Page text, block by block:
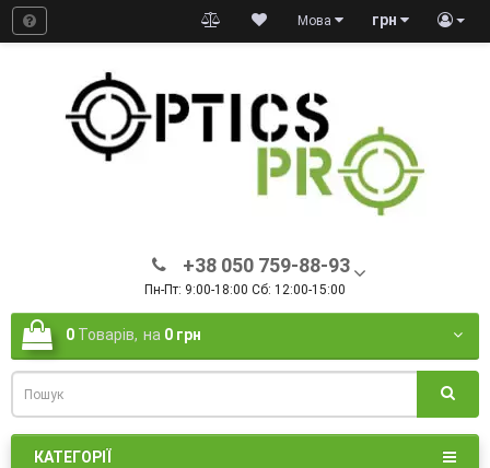
грн
Мова
+38 050 759-88-93
Пн-Пт: 9:00-18:00 Сб: 12:00-15:00
0 Товарів, на 0 грн
КАТЕГОРІЇ